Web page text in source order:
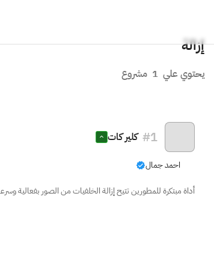
إزالة
يحتوي علي 1 مشروع
#1 كلير كات
احمد جمال
أداة مبتكرة للمطورين تتيح إزالة الخلفيات من الصور بفعالية